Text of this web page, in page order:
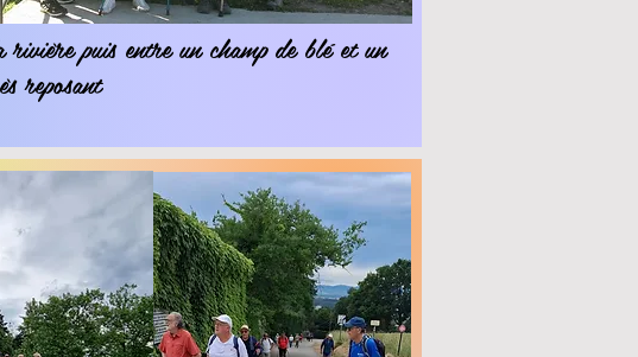
puis entre un champ de blé et un
reposant